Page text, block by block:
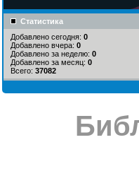
Статистика
Добавлено сегодня: 0
Добавлено вчера: 0
Добавлено за неделю: 0
Добавлено за месяц: 0
Всего: 37082